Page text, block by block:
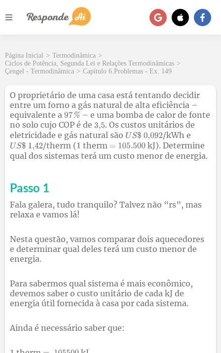
Página Inicial > Termodinâmica >
Ciclos de Potência, Segunda Lei e Relações Termodinâmicas >
Çengel - Termodinâmica > Capítulo 6.Problemas - Ex. 149
O proprietário de uma casa está tentando decidir
entre um forno a gás natural de alta eficiência –
equivalente a
– e uma bomba de calor de fonte
no solo cujo COP é de
. Os custos unitários de
eletricidade e gás natural são
/kWh e
/therm (
therm
kJ). Determine
qual dos sistemas terá um custo menor de energia.
Passo 1
Fala galera, tudo tranquilo? Talvez não “rs”, mas
relaxa e vamos lá!
Nesta questão, vamos comparar dois aquecedores
e determinar qual deles terá um custo menor de
energia.
Para sabermos qual sistema é mais econômico,
devemos saber o custo unitário de cada kJ de
energia útil fornecida à casa por cada sistema.
Ainda é necessário saber que: